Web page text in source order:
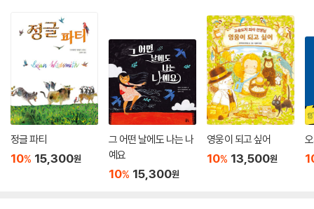
정글 파티
10% 15,300원
그 어떤 날에도 나는 나
예요
10% 15,300원
영웅이 되고 싶어
10% 13,500원